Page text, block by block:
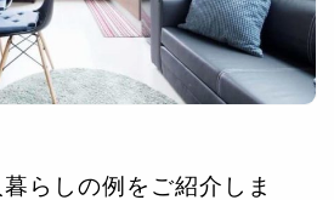
らしの例をご紹介しま